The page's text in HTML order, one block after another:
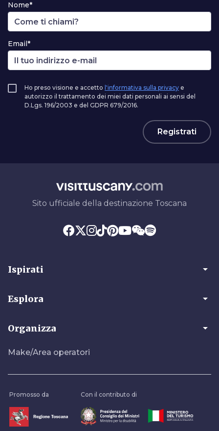
Nome*
Email*
Ho preso visione e accetto l'informativa sulla privacy e
autorizzo il trattamento dei miei dati personali ai sensi del
D.Lgs. 196/2003 e del GDPR 679/2016.
Registrati
Sito ufficiale della destinazione Toscana
Ispirati arrow_drop_down
Esplora arrow_drop_down
Organizza arrow_drop_down
Make/Area operatori
Promosso da Con il contributo di